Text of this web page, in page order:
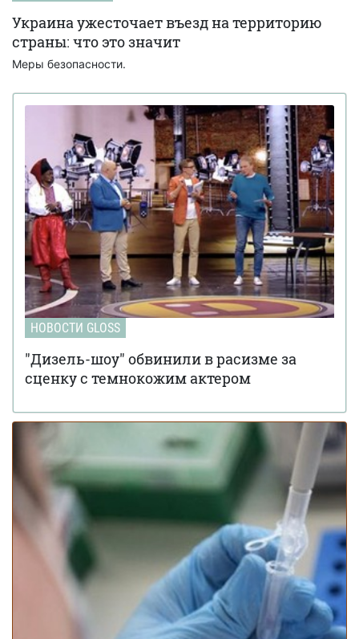
Украина ужесточает въезд на территорию
страны: что это значит
Меры безопасности.
НОВОСТИ GLOSS
"Дизель-шоу" обвинили в расизме за
сценку с темнокожим актером